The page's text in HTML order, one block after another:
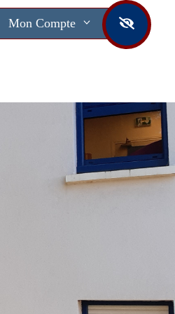
Mon Compte